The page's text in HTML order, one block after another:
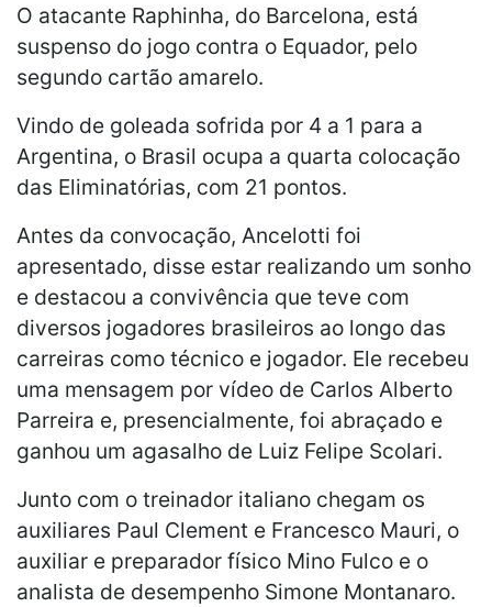
O atacante Raphinha, do Barcelona, está
suspenso do jogo contra o Equador, pelo
segundo cartão amarelo.
Vindo de goleada sofrida por 4 a 1 para a
Argentina, o Brasil ocupa a quarta colocação
das Eliminatórias, com 21 pontos.
Antes da convocação, Ancelotti foi
apresentado, disse estar realizando um sonho
e destacou a convivência que teve com
diversos jogadores brasileiros ao longo das
carreiras como técnico e jogador. Ele recebeu
uma mensagem por vídeo de Carlos Alberto
Parreira e, presencialmente, foi abraçado e
ganhou um agasalho de Luiz Felipe Scolari.
Junto com o treinador italiano chegam os
auxiliares Paul Clement e Francesco Mauri, o
auxiliar e preparador físico Mino Fulco e o
analista de desempenho Simone Montanaro.